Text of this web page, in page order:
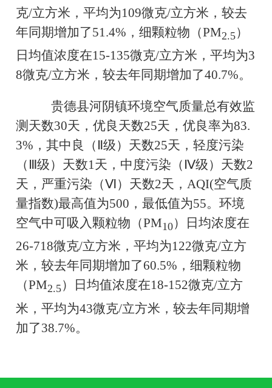
克/立方米，平均为109微克/立方米，较去
年同期增加了51.4% ，细颗粒物（PM2.5）
日均值浓度在15-135微克/立方米，平均为3
8微克/立方米，较去年同期增加了40.7%。
贵德县河阴镇环境空气质量总有效监
测天数30天，优良天数25天，优良率为83.
3% ，其中良（Ⅱ级）天数25天，轻度污染
（ Ⅲ级）天数1天，中度污染（Ⅳ级）天数2
天，严重污染（Ⅵ）天数2天，AQI(空气质
量指数)最高值为500 ，最低值为55。环境
空气中可吸入颗粒物（PM10）日均浓度在
26-718微克/立方米，平均为122微克/立方
米，较去年同期增加了60.5% ，细颗粒物
（PM2.5）日均值浓度在18-152微克/立方
米，平均为43微克/立方米，较去年同期增
加了38.7%。